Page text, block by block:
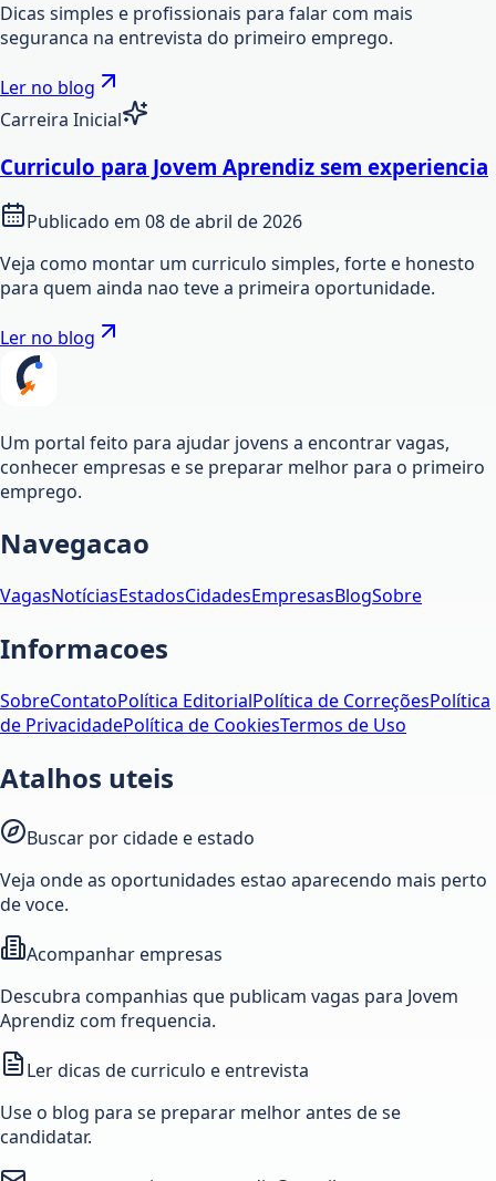
Dicas simples e profissionais para falar com mais
seguranca na entrevista do primeiro emprego.
Ler no blog
Carreira Inicial
Curriculo para Jovem Aprendiz sem experiencia
Publicado em 08 de abril de 2026
Veja como montar um curriculo simples, forte e honesto
para quem ainda nao teve a primeira oportunidade.
Ler no blog
Um portal feito para ajudar jovens a encontrar vagas,
conhecer empresas e se preparar melhor para o primeiro
emprego.
Navegacao
VagasNotíciasEstadosCidadesEmpresasBlogSobre
Informacoes
SobreContatoPolítica EditorialPolítica de CorreçõesPolítica
de PrivacidadePolítica de CookiesTermos de Uso
Atalhos uteis
Buscar por cidade e estado
Veja onde as oportunidades estao aparecendo mais perto
de voce.
Acompanhar empresas
Descubra companhias que publicam vagas para Jovem
Aprendiz com frequencia.
Ler dicas de curriculo e entrevista
Use o blog para se preparar melhor antes de se
candidatar.